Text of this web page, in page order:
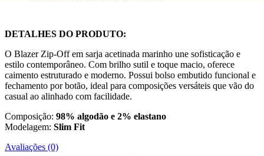
O Blazer Zip-Off em sarja acetinada marinho une sofisticação e
estilo contemporâneo. Com brilho sutil e toque macio, oferece
caimento estruturado e moderno. Possui bolso embutido funcional e
fechamento por botão, ideal para composições versáteis que vão do
casual ao alinhado com facilidade.
Composição: 98% algodão e 2% elastano
Modelagem: Slim Fit
Avaliações (0)